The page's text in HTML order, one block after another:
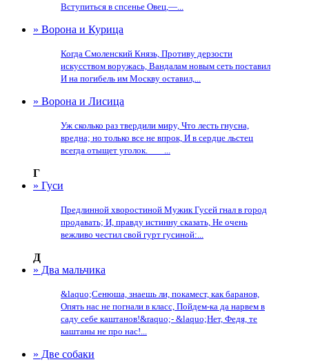
Вступиться в спсенье Овец,—...
» Ворона и Курица
Когда Смоленский Князь, Противу дерзости
искусством воружась, Вандалам новым сеть поставил
И на погибель им Москву оставил,...
» Ворона и Лисица
Уж сколько раз твердили миру, Что лесть гнусна,
вредна; но только все не впрок, И в сердце льстец
всегда отыщет уголок. ___...
Г
» Гуси
Предлинной хворостиной Мужик Гусей гнал в город
продавать; И, правду истинну сказать, Не очень
вежливо честил свой гурт гусиной:...
Д
» Два мальчика
&laquo;Сенюша, знаешь ли, покамест, как баранов,
Опять нас не погнали в класс, Пойдем-ка да нарвем в
саду себе каштанов!&raquo;- &laquo;Нет, Федя, те
каштаны не про нас!...
» Две собаки